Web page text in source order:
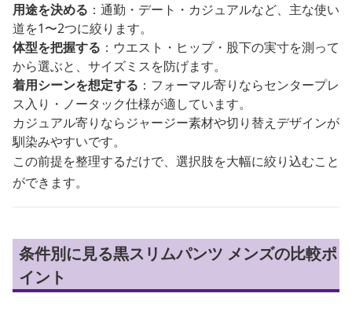
用途を決める ：通勤・デート・カジュアルなど、主な使い
道を1〜2つに絞ります。
体型を把握する ：ウエスト・ヒップ・股下の実寸を測って
から選ぶと、サイズミスを防げます。
着用シーンを想定する ：フォーマル寄りならセンタープレ
ス入り・ノータック仕様が適しています。
カジュアル寄りならジャージー素材や切り替えデザインが
馴染みやすいです。
この前提を整理するだけで、選択肢を大幅に絞り込むこと
ができます。
条件別に見る黒スリムパンツ メンズの比較ポ
イント